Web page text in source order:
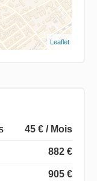
Leaflet
45 € / Mois
882 €
905 €